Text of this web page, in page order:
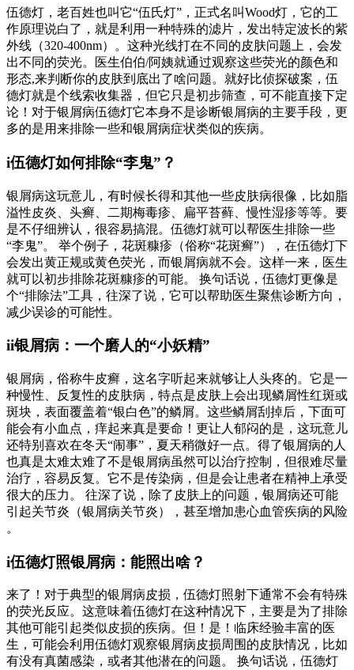
伍德灯，老百姓也叫它“伍氏灯”，正式名叫Wood灯，它的工
作原理说白了，就是利用一种特殊的滤片，发出特定波长的紫
外线（320-400nm）。这种光线打在不同的皮肤问题上，会发
出不同的荧光。医生伯伯/阿姨就通过观察这些荧光的颜色和
形态,来判断你的皮肤到底出了啥问题。就好比侦探破案，伍
德灯就是个线索收集器，但它只是初步筛查，可不能直接下定
论！对于银屑病伍德灯它本身不是诊断银屑病的主要手段，更
多的是用来排除一些和银屑病症状类似的疾病。
i伍德灯如何排除“李鬼”？
银屑病这玩意儿，有时候长得和其他一些皮肤病很像，比如脂
溢性皮炎、头癣、二期梅毒疹、扁平苔藓、慢性湿疹等等。要
是不仔细辨认，很容易搞混。伍德灯就可以帮医生排除一些
“李鬼”。 举个例子，花斑糠疹（俗称“花斑癣”），在伍德灯下
会发出黄正规或黄色荧光，而银屑病就不会。这样一来，医生
就可以初步排除花斑糠疹的可能。 换句话说，伍德灯更像是
个“排除法”工具，往深了说，它可以帮助医生聚焦诊断方向，
减少误诊的可能性。
ii银屑病：一个磨人的“小妖精”
银屑病，俗称牛皮癣，这名字听起来就够让人头疼的。它是一
种慢性、反复性的皮肤病，特点是皮肤上会出现鳞屑性红斑或
斑块，表面覆盖着“银白色”的鳞屑。这些鳞屑刮掉后，下面可
能会有小血点，痒起来真是要命！更让人郁闷的是，这玩意儿
还特别喜欢在冬天“闹事”，夏天稍微好一点。得了银屑病的人
也真是太难太难了不是银屑病虽然可以治疗控制，但很难尽量
治疗，容易反复。它不是传染病，但是会让患者在精神上承受
很大的压力。 往深了说，除了皮肤上的问题，银屑病还可能
引起关节炎（银屑病关节炎），甚至增加患心血管疾病的风险
。
i伍德灯照银屑病：能照出啥？
来了！对于典型的银屑病皮损，伍德灯照射下通常不会有特殊
的荧光反应。这意味着伍德灯在这种情况下，主要是为了排除
其他可能引起类似皮损的疾病。但！是！临床经验丰富的医
生，可能会利用伍德灯观察银屑病皮损周围的皮肤情况，比如
有没有真菌感染，或者其他潜在的问题。 换句话说，伍德灯